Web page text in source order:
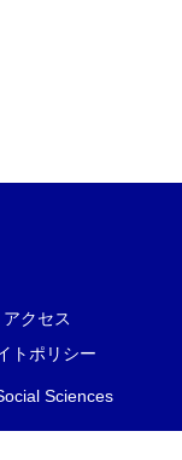
アクセス
トポリシー
Sciences